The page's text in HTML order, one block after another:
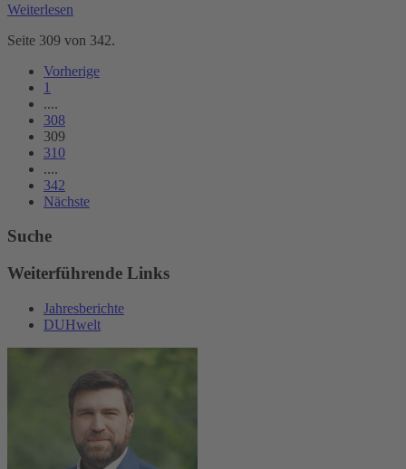
Weiterlesen
Seite 309 von 342.
Vorherige
1
....
308
309
310
....
342
Nächste
Suche
Weiterführende Links
Jahresberichte
DUHwelt